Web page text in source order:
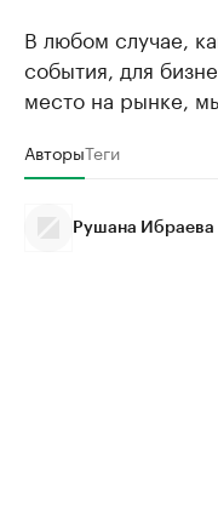
В любом случае,
события, для
место на рынке,
АвторыТеги
Рушана Ибраева